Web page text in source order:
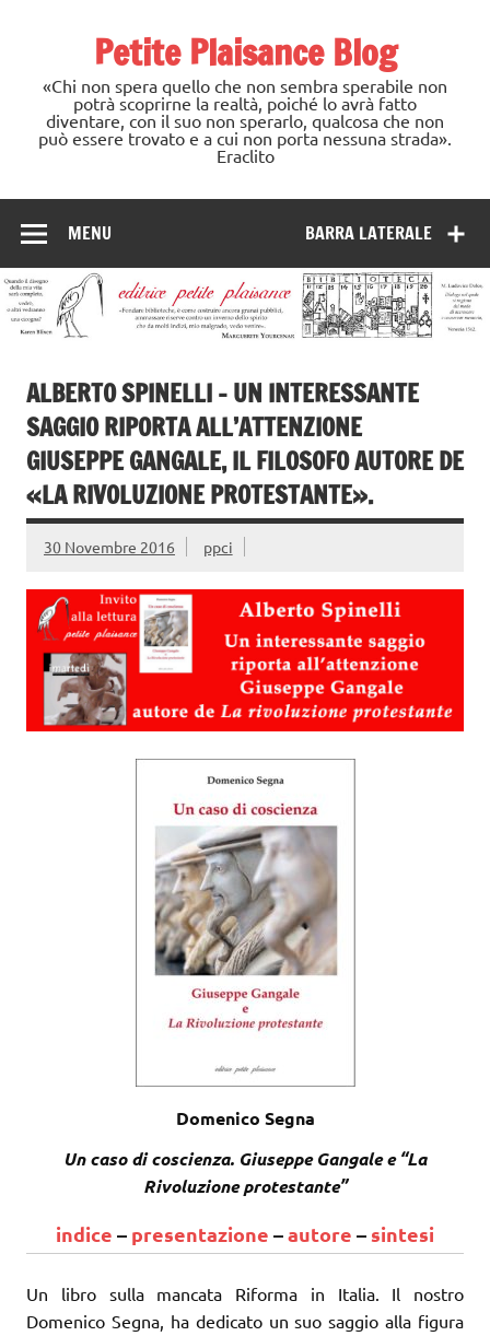
Petite Plaisance Blog
«Chi non spera quello che non sembra sperabile non
potrà scoprirne la realtà, poiché lo avrà fatto
diventare, con il suo non sperarlo, qualcosa che non
può essere trovato e a cui non porta nessuna strada».
Eraclito
BARRA LATERALE
MENU
ALBERTO SPINELLI – UN INTERESSANTE
SAGGIO RIPORTA ALL’ATTENZIONE
GIUSEPPE GANGALE, IL FILOSOFO AUTORE DE
«LA RIVOLUZIONE PROTESTANTE».
30 Novembre 2016 ppci
Domenico Segna
Un caso di coscienza. Giuseppe Gangale e “La
Rivoluzione protestante”
indice – presentazione –autore – sintesi
Un libro sulla mancata Riforma in Italia. Il nostro
Domenico Segna, ha dedicato un suo saggio alla figura